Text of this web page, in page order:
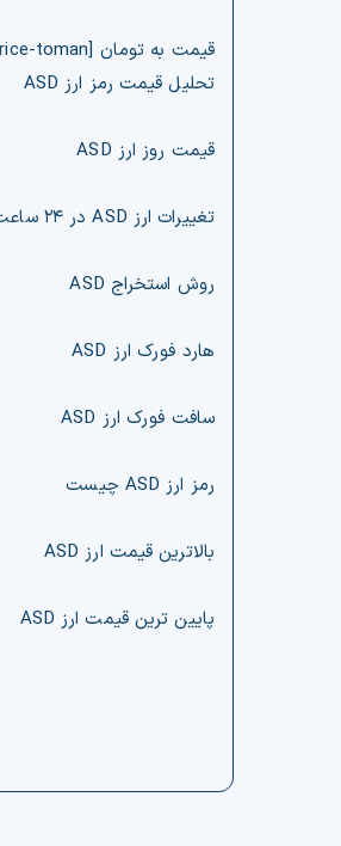
قیمت به تومان [coin-price-toman]
تحلیل قیمت رمز ارز ASD
قیمت روز ارز ASD
تغییرات ارز ASD در ۲۴ ساعت ۰.۰۰% افزایش قیمت
روش استخراج ASD
هارد فورک ارز ASD
سافت فورک ارز ASD
رمز ارز ASD چیست
بالاترین قیمت ارز ASD
پایین ترین قیمت ارز ASD